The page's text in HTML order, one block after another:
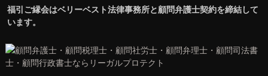
福引ご縁会はベリーベスト法律事務所と顧問弁護士契約を締結して
います。